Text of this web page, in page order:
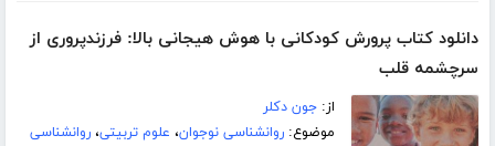
دانلود کتاب پرورش کودکانی با هوش هیجانی بالا: فرزندپروری از
سرچشمه قلب
از:جون دکلر
موضوع:روانشناسی نوجوان، علوم تربیتی،روانشناسی